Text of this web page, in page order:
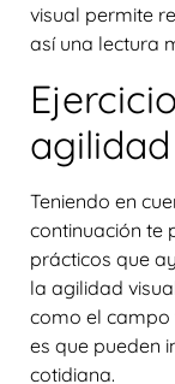
visual permite
así una lectura
Teniendo en
continuación te
prácticos que
la agilidad
como el campo
es que pueden
cotidiana.